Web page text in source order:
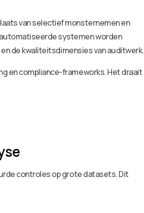
van selectief monsternemen en
systemen worden
de kwaliteitsdimensies van auditwerk.
en compliance-frameworks. Het draait
controles op grote datasets. Dit